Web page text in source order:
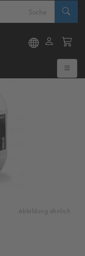
Abbildung ähnlich